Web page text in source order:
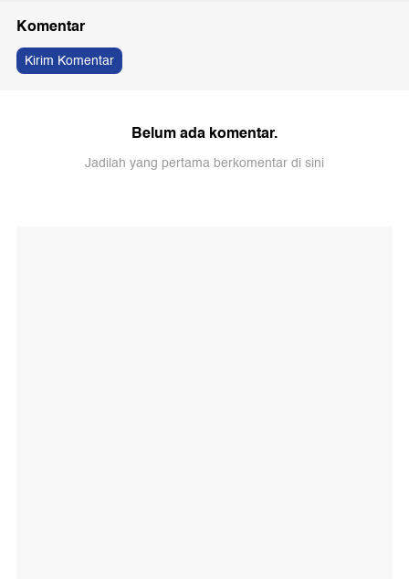
Komentar
Kirim Komentar
Belum ada komentar.
Jadilah yang pertama berkomentar di sini